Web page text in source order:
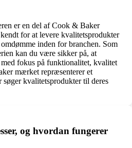
er en del af Cook & Baker
for at levere kvalitetsprodukter
inden for branchen. Som
kan du være sikker på, at
med fokus på funktionalitet, kvalitet
mærket repræsenterer et
kvalitetsprodukter til deres
og hvordan fungerer